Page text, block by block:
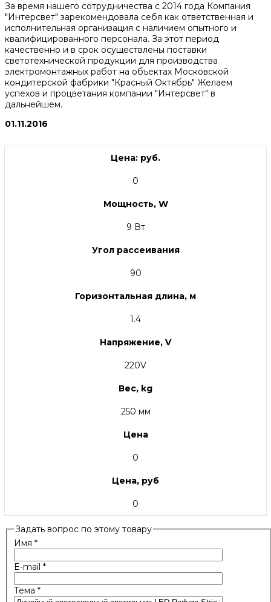
За время нашего сотрудничества с 2014 года Компания
"Интерсвет" зарекомендовала себя как ответственная и
исполнительная организация с наличием опытного и
квалифицированного персонала. За этот период
качественно и в срок осуществлены поставки
светотехнической продукции для производства
электромонтажных работ на объектах Московской
кондитерской фабрики "Красный Октябрь" Желаем
успехов и процветания компании "Интерсвет" в
дальнейшем.
01.11.2016
Цена: руб.
0
Мощность, W
9 Вт
Угол рассеивания
90
Горизонтальная длина, м
1.4
Напряжение, V
220V
Вес, kg
250 мм
Цена
0
Цена, руб
0
Задать вопрос по этому товару
Имя *
E-mail *
Тема *